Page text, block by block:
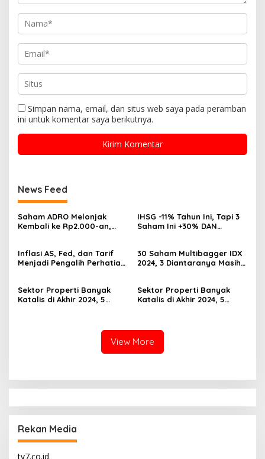
Simpan nama, email, dan situs web saya pada peramban
ini untuk komentar saya berikutnya.
News Feed
Saham ADRO Melonjak
Kembali ke Rp2.000-an,
IHSG -11% Tahun Ini, Tapi 3
Saham Ini +30% DAN
Inflasi AS, Fed, dan Tarif
Menjadi Pengalih Perhatian
30 Saham Multibagger IDX
2024, 3 Diantaranya Masih
Sektor Properti Banyak
Katalis di Akhir 2024, 5
Sektor Properti Banyak
Katalis di Akhir 2024, 5
View More
Rekan Media
tv7.co.id